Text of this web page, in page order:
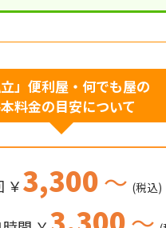
立」便利屋・何でも屋の
料金の目安について
￥3,300～ (税込)